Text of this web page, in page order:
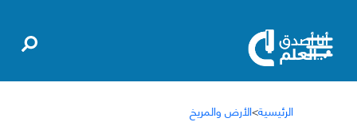
الرئيسية>الأرض والمريخ